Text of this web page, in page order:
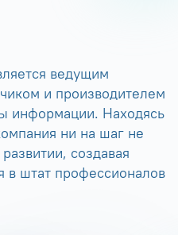
ведущим
и производителем
информации. Находясь
ни на шаг не
создавая
в штат профессионалов